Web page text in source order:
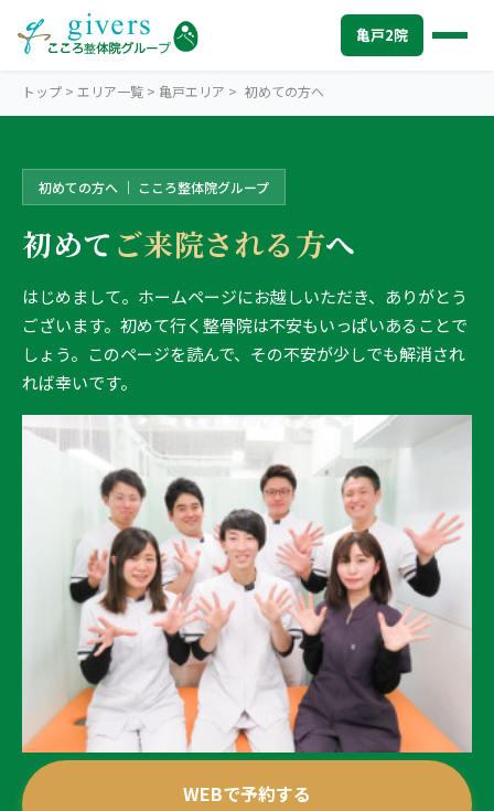
亀戸2院
KAMEIDO 亀戸エリアトップ
STORES 亀戸2院から探す
世界のこころ整体院 亀戸北口院
2院の比較・選び方
SYMPTOMS 症状から探す
肩こり・首こり
腰痛
頭痛・偏頭痛
ぎっくり腰
股関節痛
五十肩
猫背・姿勢矯正
椎間板ヘルニア
INFO 亀戸エリアの情報
初めての方へ
料金
アクセス・営業時間
よくある質問
ご予約・お問い合わせ
お客様の声
スタッフ紹介
メディア掲載
医師・専門家の推薦
ABOUT US こころ整体院について
giversメソッドGIFT
研究・論文
ブランド全体トップ（全国125院）
全国の店舗一覧
亀戸2院から予約する
KAMEIDO AREA
亀戸の2院から、
あなたの一院を。
トップ > エリア一覧 > 亀戸エリア > 初めての方へ
初めての方へ ｜ こころ整体院グループ
初めてご来院される方へ
はじめまして。ホームページにお越しいただき、ありがとう
ございます。初めて行く整骨院は不安もいっぱいあることで
しょう。このページを読んで、その不安が少しでも解消され
れば幸いです。
WEBで予約する